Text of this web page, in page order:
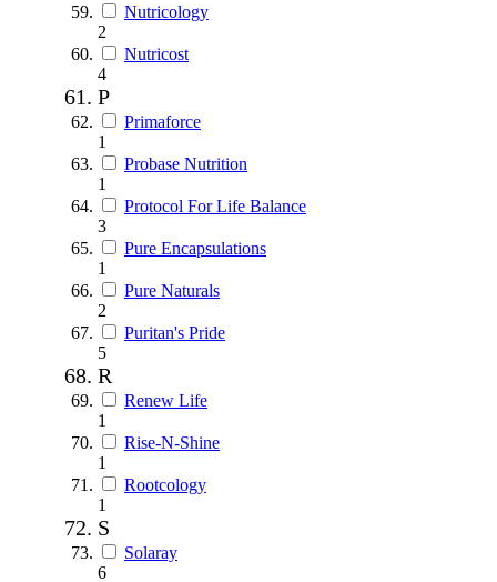
Nutricology
2
Nutricost
4
P
Primaforce
1
Probase Nutrition
1
Protocol For Life Balance
3
Pure Encapsulations
1
Pure Naturals
2
Puritan's Pride
5
R
Renew Life
1
Rise-N-Shine
1
Rootcology
1
S
Solaray
6